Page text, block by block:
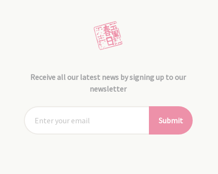
Receive all our latest news by signing up to our
newsletter
Submit